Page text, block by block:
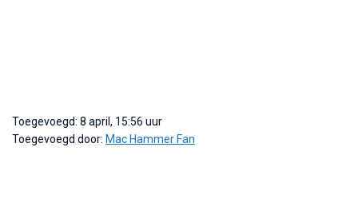
Toegevoegd: 8 april, 15:56 uur
Toegevoegd door: Mac Hammer Fan